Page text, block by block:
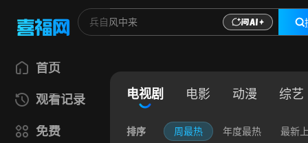
首页
观看记录
免费
电视剧 电影 动漫 综艺
排序 周最热 年度最热 最新